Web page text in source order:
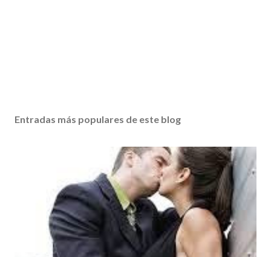
Entradas más populares de este blog